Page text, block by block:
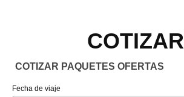
COTIZAR
COTIZAR PAQUETES OFERTAS
Fecha de viaje